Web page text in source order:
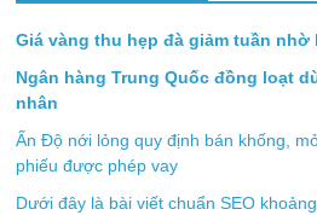
Giá vàng thu hẹp đà giảm tuần nhờ
Ngân hàng Trung Quốc đồng loạt
nhân
Ấn Độ nới lỏng quy định bán khống,
phiếu được phép vay
Dưới đây là bài viết chuẩn SEO